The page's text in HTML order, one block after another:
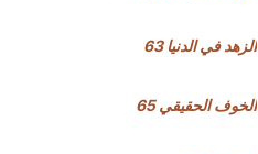
الزهد في الدنيا 63
الخوف الحقيقي 65